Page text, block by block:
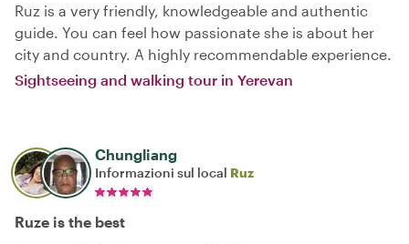
Ruz is a very friendly, knowledgeable and authentic
guide. You can feel how passionate she is about her
city and country. A highly recommendable experience.
Sightseeing and walking tour in Yerevan
Chungliang
Informazioni sul local Ruz
Ruze is the best